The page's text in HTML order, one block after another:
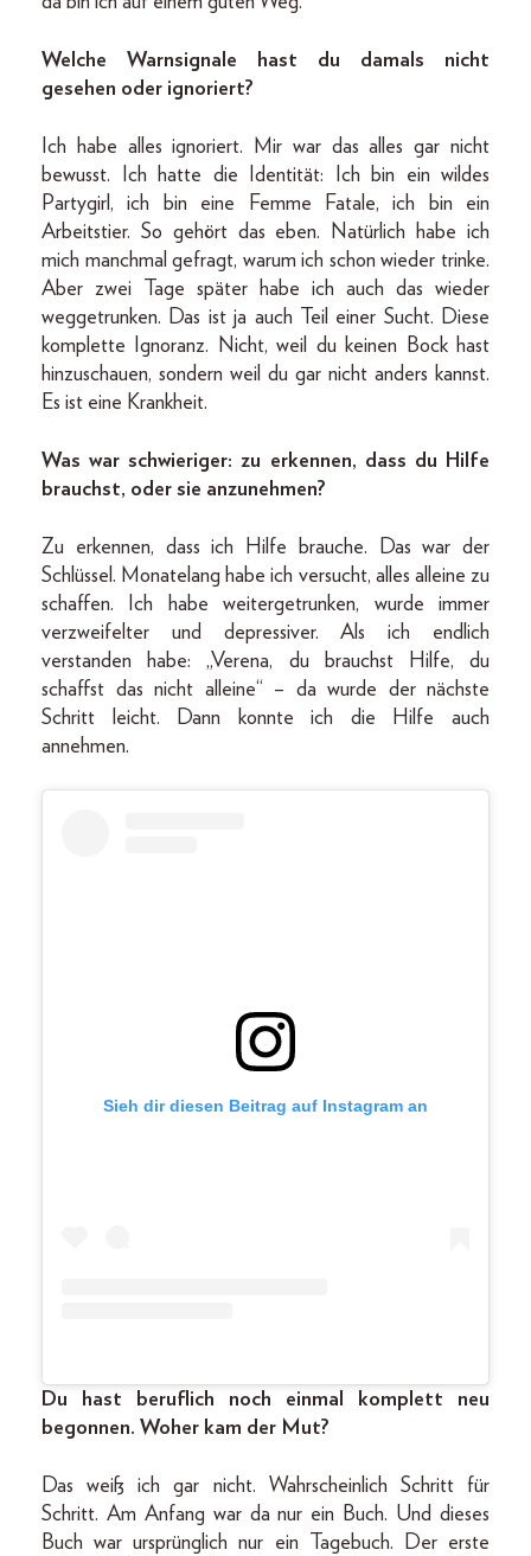
Welche Warnsignale hast du damals nicht
gesehen oder ignoriert?
Ich habe alles ignoriert. Mir war das alles gar nicht
bewusst. Ich hatte die Identität: Ich bin ein wildes
Partygirl, ich bin eine Femme Fatale, ich bin ein
Arbeitstier. So gehört das eben. Natürlich habe ich
mich manchmal gefragt, warum ich schon wieder trinke.
Aber zwei Tage später habe ich auch das wieder
weggetrunken. Das ist ja auch Teil einer Sucht. Diese
komplette Ignoranz. Nicht, weil du keinen Bock hast
hinzuschauen, sondern weil du gar nicht anders kannst.
Es ist eine Krankheit.
Was war schwieriger: zu erkennen, dass du Hilfe
brauchst, oder sie anzunehmen?
Zu erkennen, dass ich Hilfe brauche. Das war der
Schlüssel. Monatelang habe ich versucht, alles alleine zu
schaffen. Ich habe weitergetrunken, wurde immer
verzweifelter und depressiver. Als ich endlich
verstanden habe: „Verena, du brauchst Hilfe, du
schaffst das nicht alleine“ – da wurde der nächste
Schritt leicht. Dann konnte ich die Hilfe auch
annehmen.
Sieh dir diesen Beitrag auf Instagram an
Du hast beruflich noch einmal komplett neu
begonnen. Woher kam der Mut?
Das weiß ich gar nicht. Wahrscheinlich Schritt für
Schritt. Am Anfang war da nur ein Buch. Und dieses
Buch war ursprünglich nur ein Tagebuch. Der erste